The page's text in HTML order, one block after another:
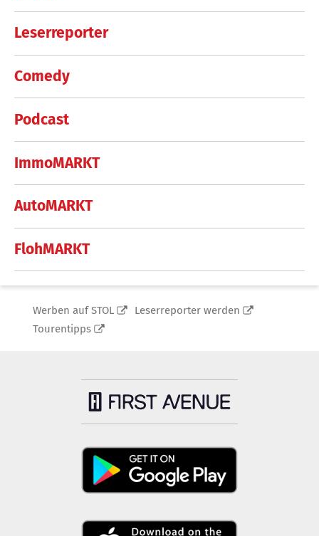
Leserreporter
Comedy
Podcast
ImmoMARKT
AutoMARKT
FlohMARKT
Werben auf STOL
Leserreporter werden
Tourentipps